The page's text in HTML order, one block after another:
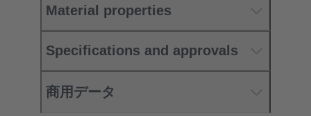
Material properties
Specifications and approvals
商用データ